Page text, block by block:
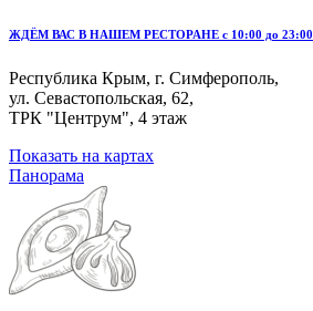
ЖДЁМ ВАС В НАШЕМ РЕСТОРАНЕ с 10:00 до 23:00
Республика Крым, г. Симферополь,
ул. Севастопольская, 62,
ТРК "Центрум", 4 этаж
Показать на картах
Панорама